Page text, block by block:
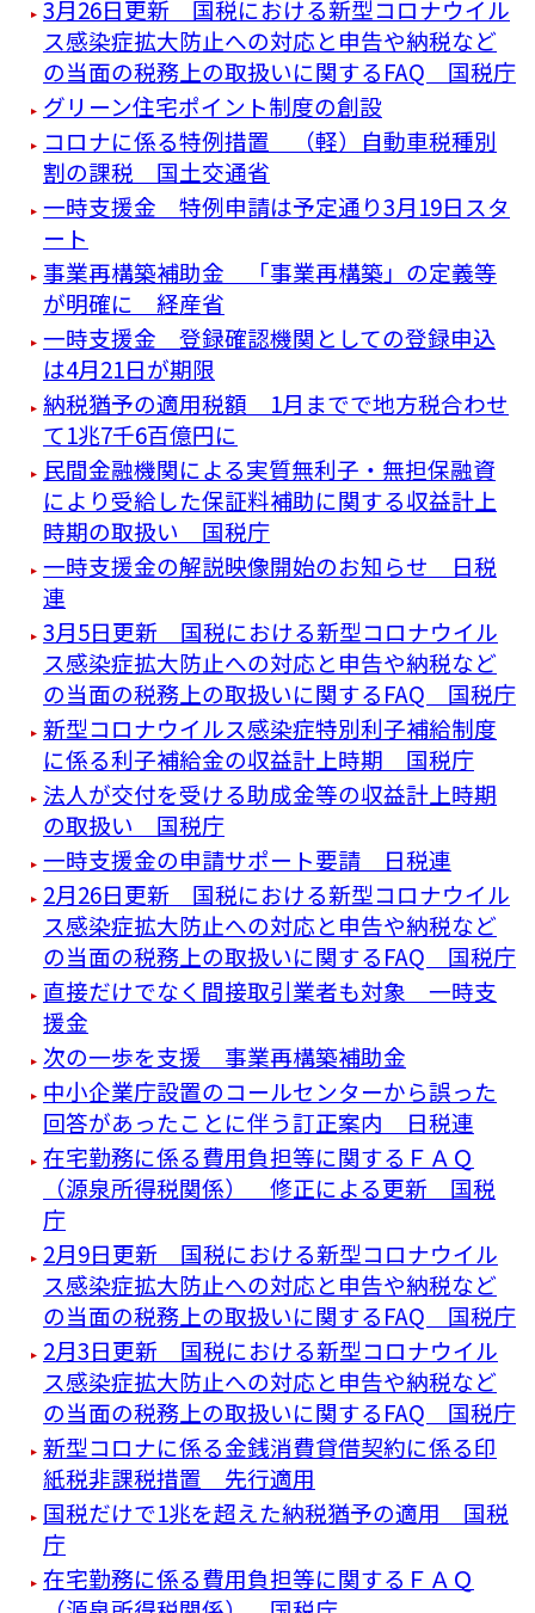
3月26日更新 国税における新型コロナウイル
ス感染症拡大防止への対応と申告や納税など
の当面の税務上の取扱いに関するFAQ 国税庁
グリーン住宅ポイント制度の創設
コロナに係る特例措置 （軽）自動車税種別
割の課税 国土交通省
一時支援金 特例申請は予定通り3月19日スタ
ート
事業再構築補助金 「事業再構築」の定義等
が明確に 経産省
一時支援金 登録確認機関としての登録申込
は4月21日が期限
納税猶予の適用税額 1月までで地方税合わせ
て1兆7千6百億円に
民間金融機関による実質無利子・無担保融資
により受給した保証料補助に関する収益計上
時期の取扱い 国税庁
一時支援金の解説映像開始のお知らせ 日税
連
3月5日更新 国税における新型コロナウイル
ス感染症拡大防止への対応と申告や納税など
の当面の税務上の取扱いに関するFAQ 国税庁
新型コロナウイルス感染症特別利子補給制度
に係る利子補給金の収益計上時期 国税庁
法人が交付を受ける助成金等の収益計上時期
の取扱い 国税庁
一時支援金の申請サポート要請 日税連
2月26日更新 国税における新型コロナウイル
ス感染症拡大防止への対応と申告や納税など
の当面の税務上の取扱いに関するFAQ 国税庁
直接だけでなく間接取引業者も対象 一時支
援金
次の一歩を支援 事業再構築補助金
中小企業庁設置のコールセンターから誤った
回答があったことに伴う訂正案内 日税連
在宅勤務に係る費用負担等に関するＦＡＱ
（源泉所得税関係） 修正による更新 国税
庁
2月9日更新 国税における新型コロナウイル
ス感染症拡大防止への対応と申告や納税など
の当面の税務上の取扱いに関するFAQ 国税庁
2月3日更新 国税における新型コロナウイル
ス感染症拡大防止への対応と申告や納税など
の当面の税務上の取扱いに関するFAQ 国税庁
新型コロナに係る金銭消費貸借契約に係る印
紙税非課税措置 先行適用
国税だけで1兆を超えた納税猶予の適用 国税
庁
在宅勤務に係る費用負担等に関するＦＡＱ